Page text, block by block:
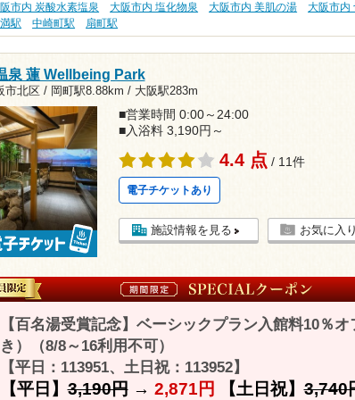
市内 炭酸水素塩泉 大阪市内 塩化物泉 大阪市内 美肌の湯 大阪市内
駅
中崎町駅 扇町駅
泉 蓮 Wellbeing Park
市北区 / 岡町駅8.88km / 大阪駅283m
■営業時間 0:00～24:00
■入浴料 3,190円～
4.4 点 / 11件
電子チケットあり
施設情報を見る お気に入
【百名湯受賞記念】ベーシックプラン入館料10％オ
き）（8/8～16利用不可）
【平日：113951、土日祝：113952】
【平日】3,190円→ 2,871円 【土日祝】3,740